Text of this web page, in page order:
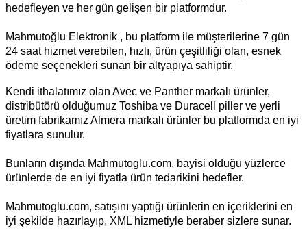
hedefleyen ve her gün gelişen bir platformdur.
Mahmutoğlu Elektronik , bu platform ile müşterilerine 7 gün
24 saat hizmet verebilen, hızlı, ürün çeşitliliği olan, esnek
ödeme seçenekleri sunan bir altyapıya sahiptir.
Kendi ithalatımız olan Avec ve Panther markalı ürünler,
distribütörü olduğumuz Toshiba ve Duracell piller ve yerli
üretim fabrikamız Almera markalı ürünler bu platformda en iyi
fiyatlara sunulur.
Bunların dışında Mahmutoglu.com, bayisi olduğu yüzlerce
ürünlerde de en iyi fiyatla ürün tedarikini hedefler.
Mahmutoglu.com, satışını yaptığı ürünlerin en içeriklerini en
iyi şekilde hazırlayıp, XML hizmetiyle beraber sizlere sunar.